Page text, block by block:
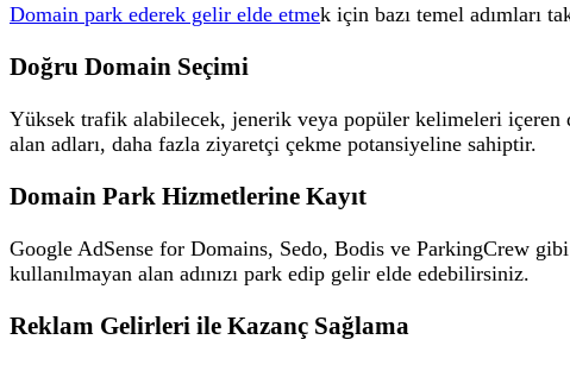
Domain park ederek gelir elde etmek için bazı temel adımları
Doğru Domain Seçimi
Yüksek trafik alabilecek, jenerik veya popüler kelimeleri içeren
alan adları, daha fazla ziyaretçi çekme potansiyeline sahiptir.
Domain Park Hizmetlerine Kayıt
Google AdSense for Domains, Sedo, Bodis ve ParkingCrew
kullanılmayan alan adınızı park edip gelir elde edebilirsiniz.
Reklam Gelirleri ile Kazanç Sağlama